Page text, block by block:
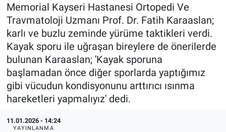
Memorial Kayseri Hastanesi Ortopedi Ve
Travmatoloji Uzmanı Prof. Dr. Fatih Karaaslan;
karlı ve buzlu zeminde yürüme taktikleri verdi.
Kayak sporu ile uğraşan bireylere de önerilerde
bulunan Karaaslan; 'Kayak sporuna
başlamadan önce diğer sporlarda yaptığımız
gibi vücudun kondisyonunu arttırıcı ısınma
hareketleri yapmalıyız' dedi.
11.01.2026 - 14:24
YAYINLANMA
Son Dakika Haberleri
Haber Arşivi